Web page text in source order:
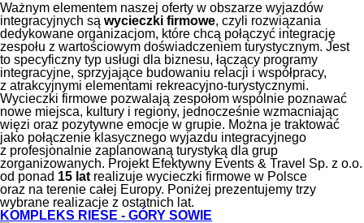
Ważnym elementem naszej oferty w obszarze wyjazdów
integracyjnych są wycieczki firmowe, czyli rozwiązania
dedykowane organizacjom, które chcą połączyć integrację
zespołu z wartościowym doświadczeniem turystycznym. Jest
to specyficzny typ usługi dla biznesu, łączący programy
integracyjne, sprzyjające budowaniu relacji i współpracy,
z atrakcyjnymi elementami rekreacyjno-turystycznymi.
Wycieczki firmowe pozwalają zespołom wspólnie poznawać
nowe miejsca, kultury i regiony, jednocześnie wzmacniając
więzi oraz pozytywne emocje w grupie. Można je traktować
jako połączenie klasycznego wyjazdu integracyjnego
z profesjonalnie zaplanowaną turystyką dla grup
zorganizowanych. Projekt Efektywny Events & Travel Sp. z o.o.
od ponad 15 lat realizuje wycieczki firmowe w Polsce
oraz na terenie całej Europy. Poniżej prezentujemy trzy
wybrane realizacje z ostatnich lat.
KOMPLEKS RIESE - GÓRY SOWIE